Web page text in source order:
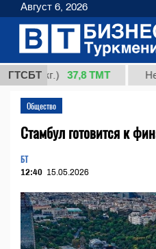
ГТСБТ
(кг.) 37,8 ТМТ
Общество
Стамбул готовится к
БТ
12:40 15.05.2026
Август 6, 2026